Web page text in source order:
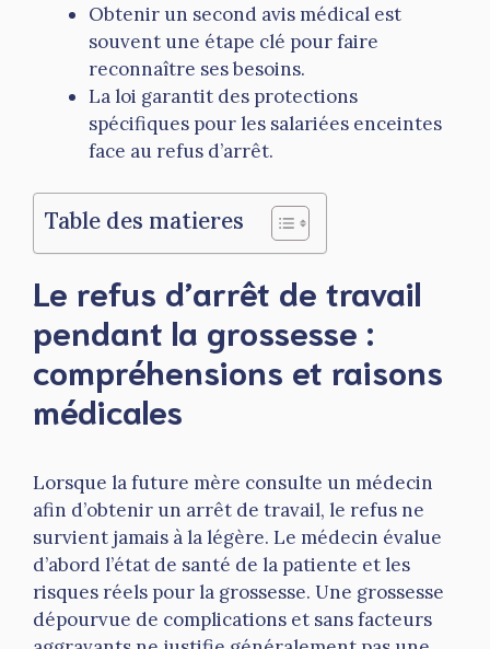
Obtenir un second avis médical est
souvent une étape clé pour faire
reconnaître ses besoins.
La loi garantit des protections
spécifiques pour les salariées enceintes
face au refus d’arrêt.
Table des matieres
Le refus d’arrêt de travail
pendant la grossesse :
compréhensions et raisons
médicales
Lorsque la future mère consulte un médecin
afin d’obtenir un arrêt de travail, le refus ne
survient jamais à la légère. Le médecin évalue
d’abord l’état de santé de la patiente et les
risques réels pour la grossesse. Une grossesse
dépourvue de complications et sans facteurs